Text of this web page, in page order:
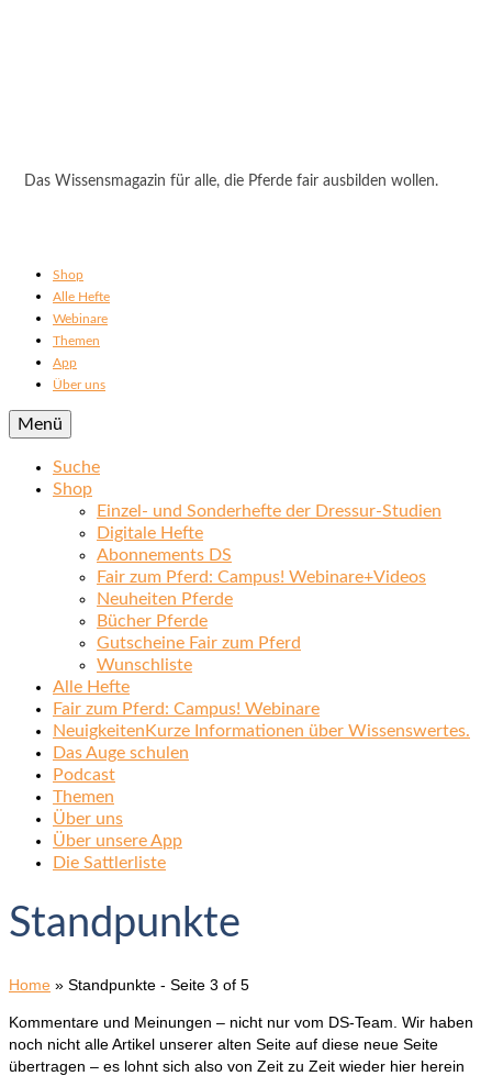
Das Wissensmagazin für alle, die Pferde fair ausbilden wollen.
Shop
Alle Hefte
Webinare
Themen
App
Über uns
Menü
Suche
Shop
Einzel- und Sonderhefte der Dressur-Studien
Digitale Hefte
Abonnements DS
Fair zum Pferd: Campus! Webinare+Videos
Neuheiten Pferde
Bücher Pferde
Gutscheine Fair zum Pferd
Wunschliste
Alle Hefte
Fair zum Pferd: Campus! Webinare
Neuigkeiten Kurze Informationen über Wissenswertes.
Das Auge schulen
Podcast
Themen
Über uns
Über unsere App
Die Sattlerliste
Standpunkte
Home » Standpunkte - Seite 3 of 5
Kommentare und Meinungen – nicht nur vom DS-Team. Wir haben
noch nicht alle Artikel unserer alten Seite auf diese neue Seite
übertragen – es lohnt sich also von Zeit zu Zeit wieder hier herein